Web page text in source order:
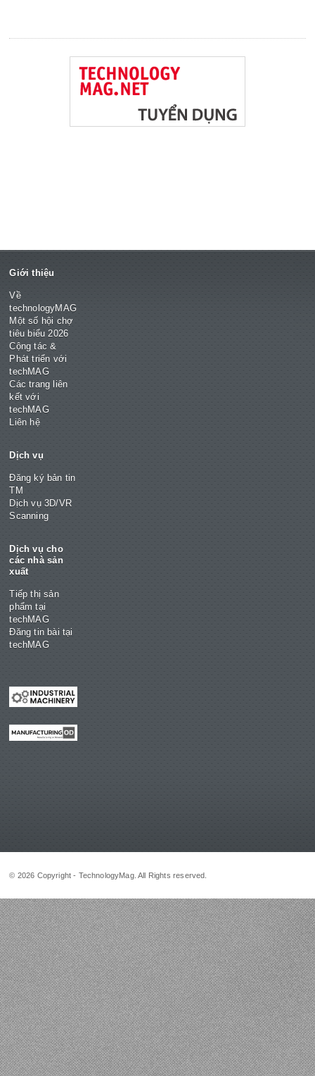
Giới thiệu
Về
technologyMAG
Một số hội chợ
tiêu biểu 2026
Cộng tác &
Phát triển với
techMAG
Các trang liên
kết với
techMAG
Liên hệ
Dịch vụ
Đăng ký bản tin
TM
Dịch vụ 3D/VR
Scanning
Dịch vụ cho
các nhà sản
xuất
Tiếp thị sản
phẩm tại
techMAG
Đăng tin bài tại
techMAG
© 2026 Copyright - TechnologyMag. All Rights reserved.